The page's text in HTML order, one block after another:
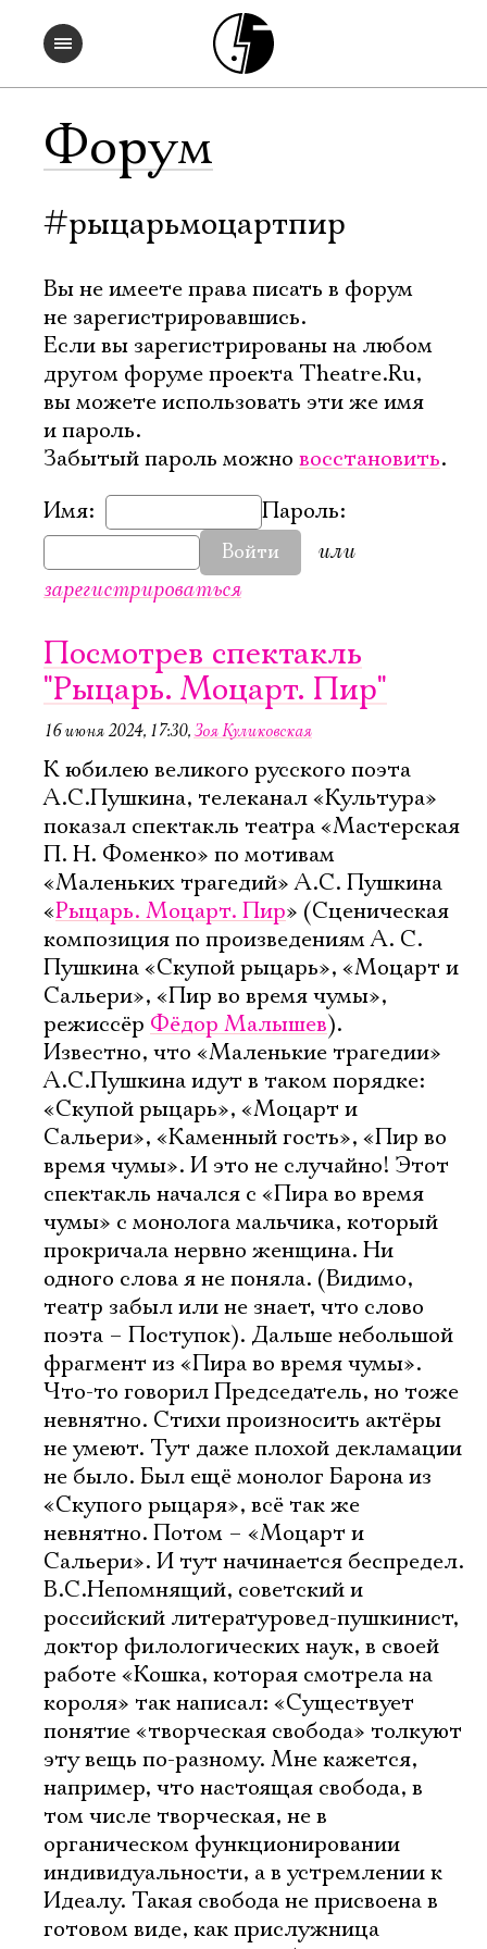
Форум
#рыцарьмоцартпир
Вы не имеете права писать в форум
не зарегистрировавшись.
Если вы зарегистрированы на любом
другом форуме проекта Theatre.Ru,
вы можете использовать эти же имя
и пароль.
Забытый пароль можно восстановить.
Имя:
Пароль:
Войти
или
зарегистрироваться
Посмотрев спектакль
"Рыцарь. Моцарт. Пир"
16 июня 2024, 17:30,Зоя Куликовская
К юбилею великого русского поэта
А.С.Пушкина, телеканал «Культура»
показал спектакль театра «Мастерская
П. Н. Фоменко» по мотивам
«Маленьких трагедий» А.С. Пушкина
«Рыцарь. Моцарт. Пир» (Сценическая
композиция по произведениям А. С.
Пушкина «Скупой рыцарь», «Моцарт и
Сальери», «Пир во время чумы»,
режиссёр Фёдор Малышев).
Известно, что «Маленькие трагедии»
А.С.Пушкина идут в таком порядке:
«Скупой рыцарь», «Моцарт и
Сальери», «Каменный гость», «Пир во
время чумы». И это не случайно! Этот
спектакль начался с «Пира во время
чумы» с монолога мальчика, который
прокричала нервно женщина. Ни
одного слова я не поняла. (Видимо,
театр забыл или не знает, что слово
поэта – Поступок). Дальше небольшой
фрагмент из «Пира во время чумы».
Что-то говорил Председатель, но тоже
невнятно. Стихи произносить актёры
не умеют. Тут даже плохой декламации
не было. Был ещё монолог Барона из
«Скупого рыцаря», всё так же
невнятно. Потом – «Моцарт и
Сальери». И тут начинается беспредел.
В.С.Непомнящий, советский и
российский литературовед-пушкинист,
доктор филологических наук, в своей
работе «Кошка, которая смотрела на
короля» так написал: «Существует
понятие «творческая свобода» толкуют
эту вещь по-разному. Мне кажется,
например, что настоящая свобода, в
том числе творческая, не в
органическом функционировании
индивидуальности, а в устремлении к
Идеалу. Такая свобода не присвоена в
готовом виде, как прислужница